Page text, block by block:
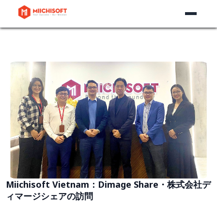
Miichisoft Vietnam：Dimage Share・株式会社デ
ィマージシェアの訪問